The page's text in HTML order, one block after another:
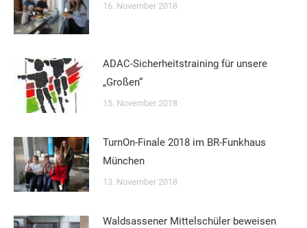
16. November 2018
ADAC-Sicherheitstraining für unsere
„Großen“
15. November 2018
TurnOn-Finale 2018 im BR-Funkhaus
München
13. November 2018
Waldsassener Mittelschüler beweisen